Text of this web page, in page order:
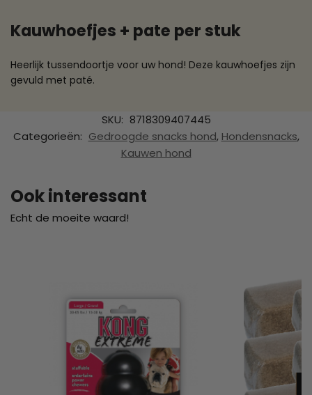
Kauwhoefjes + pate per stuk
Heerlijk tussendoortje voor uw hond! Deze kauwhoefjes zijn
gevuld met paté.
SKU: 8718309407445
Categorieën: Gedroogde snacks hond, Hondensnacks,
Kauwen hond
Ook interessant
Echt de moeite waard!